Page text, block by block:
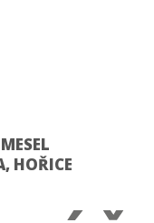
HOŘICE